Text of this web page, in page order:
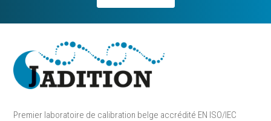
Premier laboratoire de calibration belge accrédité EN ISO/IEC